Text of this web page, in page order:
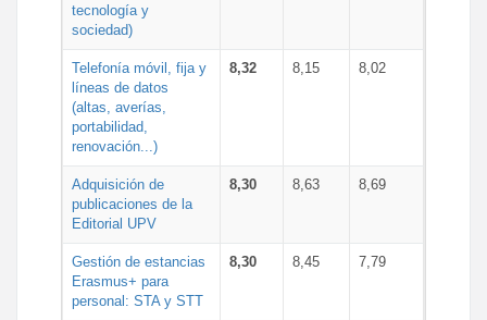
tecnología y
sociedad)
Telefonía móvil, fija y
líneas de datos
(altas, averías,
portabilidad,
renovación...)
8,32 8,15 8,02
Adquisición de
publicaciones de la
Editorial UPV
8,30 8,63 8,69
Gestión de estancias
Erasmus+ para
personal: STA y STT
8,30 8,45 7,79